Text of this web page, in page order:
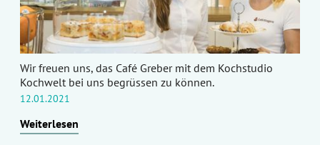
Wir freuen uns, das Café Greber mit dem Kochstudio
Kochwelt bei uns begrüssen zu können.
12.01.2021
Weiterlesen